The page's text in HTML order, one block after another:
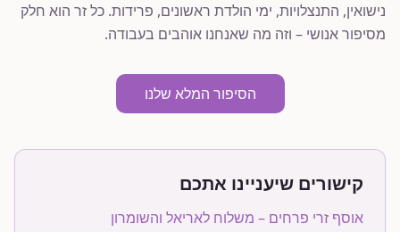
נישואין, התנצלויות, ימי הולדת ראשונים, פרידות. כל זר הוא חלק
מסיפור אנושי – וזה מה שאנחנו אוהבים בעבודה.
הסיפור המלא שלנו
קישורים שיעניינו אתכם
אוסף זרי פרחים – משלוח לאריאל והשומרון